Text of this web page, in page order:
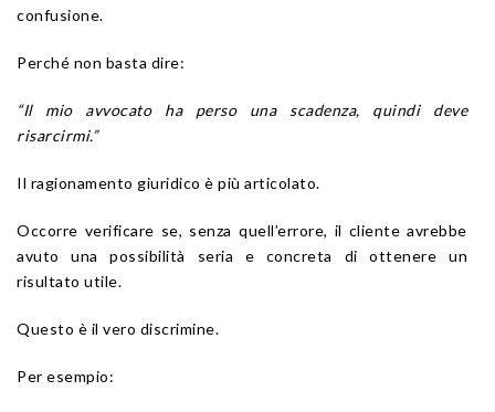
confusione.
Perché non basta dire:
“Il mio avvocato ha perso una scadenza, quindi deve
risarcirmi.”
Il ragionamento giuridico è più articolato.
Occorre verificare se, senza quell’errore, il cliente avrebbe
avuto una possibilità seria e concreta di ottenere un
risultato utile.
Questo è il vero discrimine.
Per esempio: